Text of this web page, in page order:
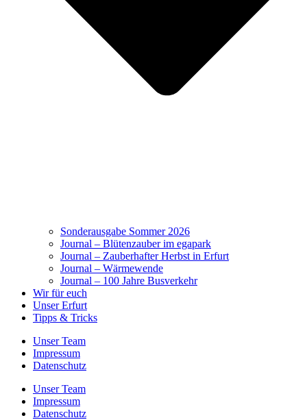
Sonderausgabe Sommer 2026
Journal – Blütenzauber im egapark
Journal – Zauberhafter Herbst in Erfurt
Journal – Wärmewende
Journal – 100 Jahre Busverkehr
Wir für euch
Unser Erfurt
Tipps & Tricks
Unser Team
Impressum
Datenschutz
Unser Team
Impressum
Datenschutz